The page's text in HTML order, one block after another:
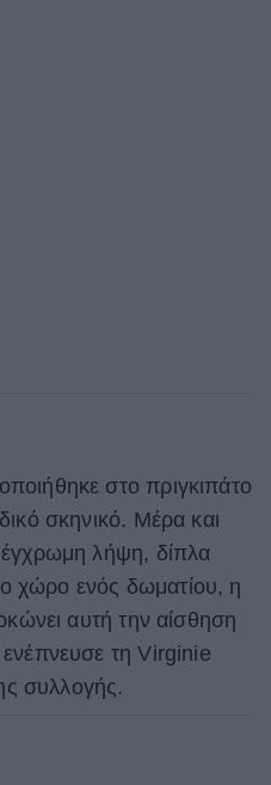
στο πριγκιπάτο
σκηνικό. Μέρα και
λήψη, δίπλα
χώρο ενός δωματίου, η
αυτή την αίσθηση
τη Virginie
συλλογής.